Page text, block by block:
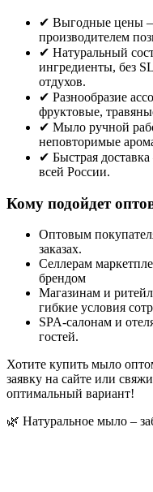
✔ Выгодные цены –
производителем
✔ Натуральный
ингредиенты, без
отдухов.
✔ Разнообразие
фруктовые,
✔ Мыло ручной
неповторимые
✔ Быстрая
всей России.
Кому подойдет
Оптовым
заказах.
Селлерам
брендом
Магазинам и
гибкие условия
SPA-салонам и
гостей.
Хотите купить мыло
заявку на сайте или
оптимальный вариант!
🌿 Натуральное мыло –